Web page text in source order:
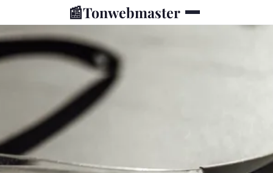
📰Tonwebmaster